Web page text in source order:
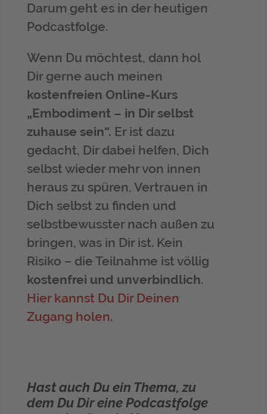
Darum geht es in der heutigen
Podcastfolge.
Wenn Du möchtest, dann hol
Dir gerne auch meinen
kostenfreien Online-Kurs
„Embodiment – in Dir selbst
zuhause sein“. Er ist dazu
gedacht, Dir dabei helfen, Dich
selbst wieder mehr von innen
heraus zu spüren, Vertrauen in
Dich selbst zu finden und
selbstbewusster nach außen zu
bringen, was in Dir ist. Kein
Risiko – die Teilnahme ist völlig
kostenfrei und unverbindlich.
Hier kannst Du Dir Deinen
Zugang holen.
Hast auch Du ein Thema, zu
dem Du Dir eine Podcastfolge